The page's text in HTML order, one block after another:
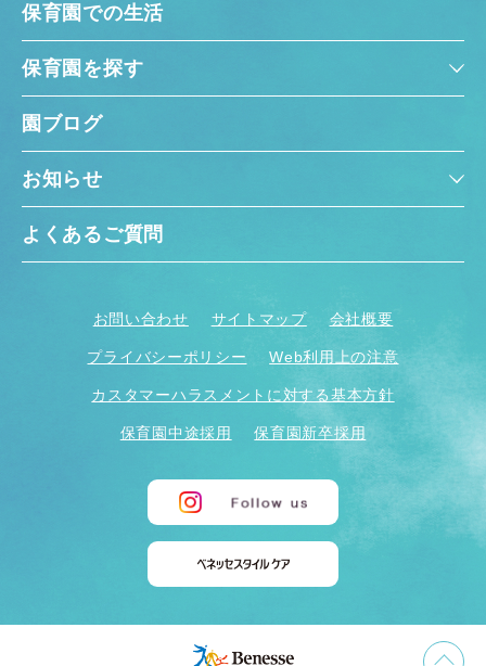
保育園での生活
保育園を探す
園ブログ
お知らせ
よくあるご質問
お問い合わせ サイトマップ 会社概要
プライバシーポリシー Web利用上の注意
カスタマーハラスメントに対する基本方針
保育園中途採用 保育園新卒採用